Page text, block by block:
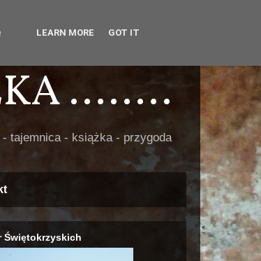
........
tajemnica - książka - przygoda
Świętokrzyskich
LEARN MORE GOT IT